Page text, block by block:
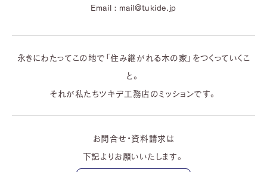
Email : mail@tukide.jp
永きにわたってこの地で「住み継がれる木の家」をつくっていくこ
と。
それが私たちツキデ工務店のミッションです。
お問合せ・資料請求は
下記よりお願いいたします。